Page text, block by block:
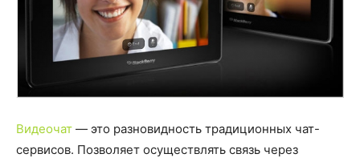
Видеочат — это разновидность традиционных чат-
сервисов. Позволяет осуществлять связь через